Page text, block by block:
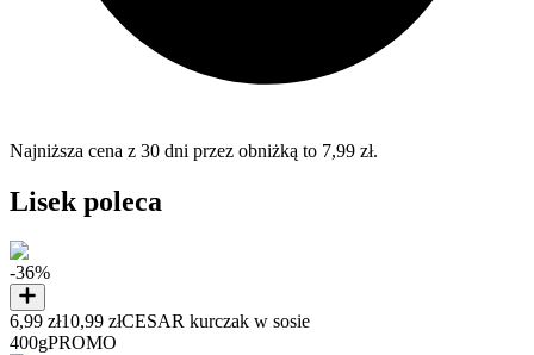
Najniższa cena z 30 dni przez obniżką to 7,99 zł.
Lisek poleca
-36%
6,99 zł10,99 złCESAR kurczak w sosie
400gPROMO